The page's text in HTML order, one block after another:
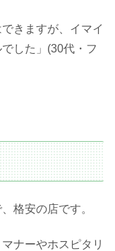
きますが、イマイ
した」(30代・フ
格安の店です。
ナーやホスピタリ